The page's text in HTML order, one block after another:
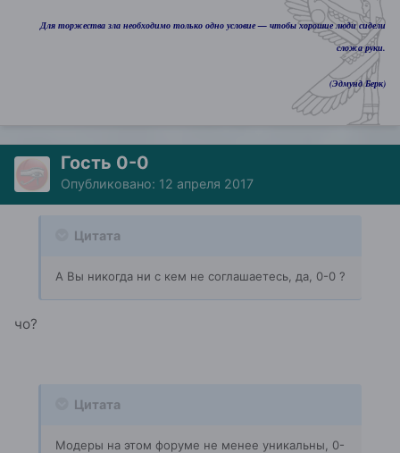
Для торжества зла необходимо только одно условие — чтобы хорошие люди сидели
сложа руки.
(Эдмунд Берк)
Гость 0-0
Опубликовано: 12 апреля 2017
Цитата
А Вы никогда ни с кем не соглашаетесь, да, 0-0 ?
чо?
Цитата
Модеры на этом форуме не менее уникальны, 0-